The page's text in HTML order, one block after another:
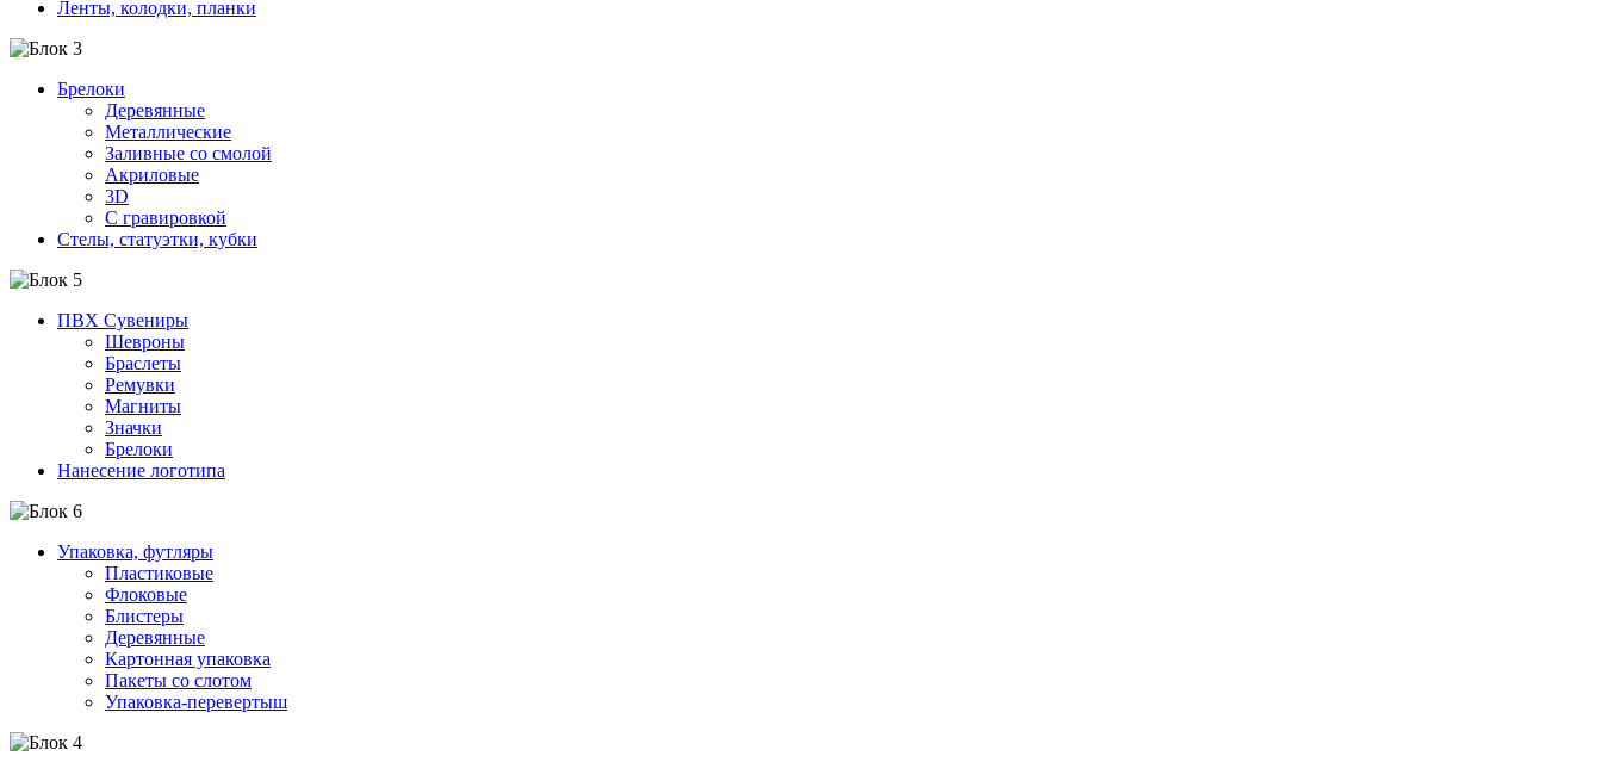
Ленты, колодки, планки
Брелоки
Деревянные
Металлические
Заливные со смолой
Акриловые
3D
C гравировкой
Стелы, статуэтки, кубки
ПВХ Сувениры
Шевроны
Браслеты
Ремувки
Магниты
Значки
Брелоки
Нанесение логотипа
Упаковка, футляры
Пластиковые
Флоковые
Блистеры
Деревянные
Картонная упаковка
Пакеты со слотом
Упаковка-перевертыш